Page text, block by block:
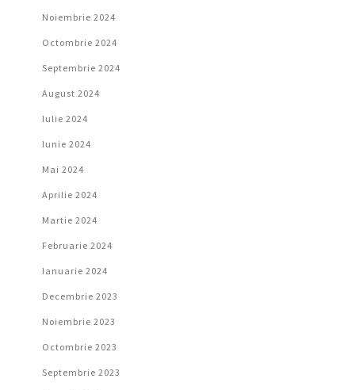
Noiembrie 2024
Octombrie 2024
Septembrie 2024
August 2024
Iulie 2024
Iunie 2024
Mai 2024
Aprilie 2024
Martie 2024
Februarie 2024
Ianuarie 2024
Decembrie 2023
Noiembrie 2023
Octombrie 2023
Septembrie 2023